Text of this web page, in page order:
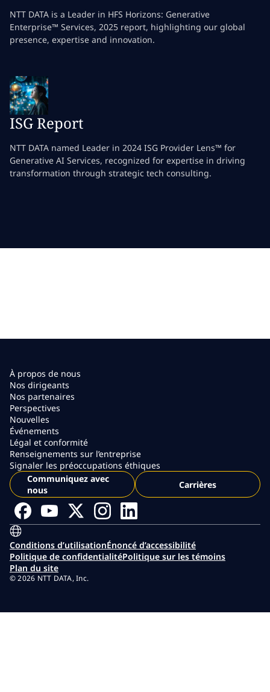
NTT DATA is a Leader in HFS Horizons: Generative
Enterprise™ Services, 2025 report, highlighting our global
presence, expertise and innovation.
ISG Report
NTT DATA named Leader in 2024 ISG Provider Lens™ for
Generative AI Services, recognized for expertise in driving
transformation through strategic tech consulting.
À propos de nous
Nos dirigeants
Nos partenaires
Perspectives
Nouvelles
Événements
Légal et conformité
Renseignements sur l’entreprise
Signaler les préoccupations éthiques
Communiquez avec
nous
Carrières
Conditions d’utilisationÉnoncé d’accessibilité
Politique de confidentialitéPolitique sur les témoins
Plan du site
© 2026 NTT DATA, Inc.